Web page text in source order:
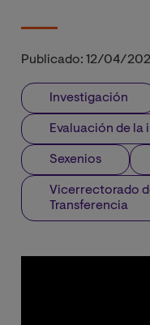
Publicado: 12/04/
Investigación
Evaluación de la
Sexenios
Vicerrectorado
Transferencia